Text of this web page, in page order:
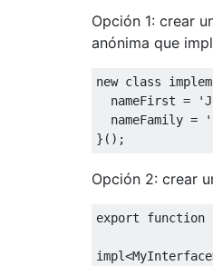
Opción 1: crear
anónima que
new class
  nameFirst
=
  nameFamily
=
}();
Opción 2: crear
export function
impl<MyInterface